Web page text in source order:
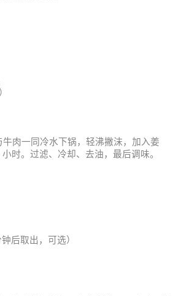
肉一同冷水下锅，轻沸撇沫，加入姜
小时。过滤、冷却、去油，最后调味。
钟后取出，可选）